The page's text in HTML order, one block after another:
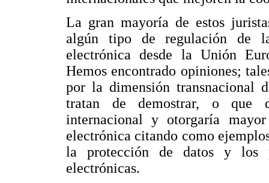
La gran mayoría de estos
algún tipo de regulación de
electrónica desde la Unión
Hemos encontrado opiniones;
por la dimensión transnacional
tratan de demostrar, o que
internacional y otorgaría
electrónica citando como
la protección de datos y los
electrónicas.